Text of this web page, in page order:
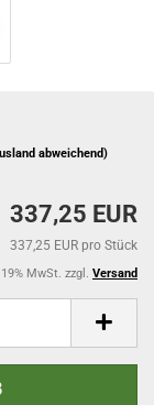
abweichend)
337,25 EUR
337,25 EUR pro Stück
MwSt. zzgl. Versand